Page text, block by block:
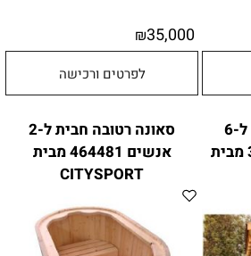
₪35,000
לפרטים ורכישה
סאונה פרמיום 110 ל-6
אנשים פלוס 373092 מבית
סאונה רטובה חבית ל-2
אנשים 464481 מבית
CITYSPORT